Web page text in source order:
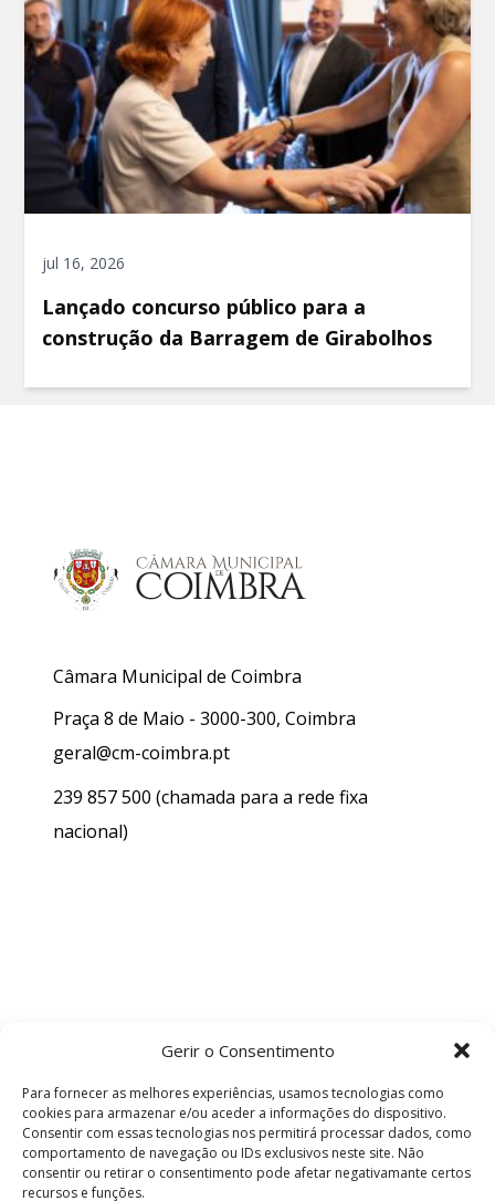
Gerir o Consentimento
Para fornecer as melhores experiências, usamos tecnologias como
cookies para armazenar e/ou aceder a informações do dispositivo.
Consentir com essas tecnologias nos permitirá processar dados, como
comportamento de navegação ou IDs exclusivos neste site. Não
consentir ou retirar o consentimento pode afetar negativamante certos
recursos e funções.
jul 16, 2026
Lançado concurso público para a
construção da Barragem de Girabolhos
Câmara Municipal de Coimbra
Praça 8 de Maio - 3000-300, Coimbra
geral@cm-coimbra.pt
239 857 500 (chamada para a rede fixa
nacional)